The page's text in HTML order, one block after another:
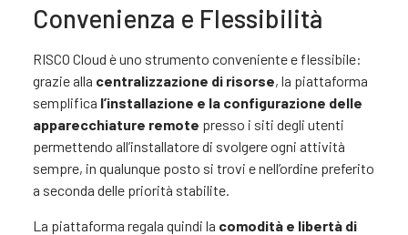
Convenienza e Flessibilità
RISCO Cloud è uno strumento conveniente e flessibile:
grazie alla centralizzazione di risorse, la piattaforma
semplifica l’installazione e la configurazione delle
apparecchiature remote presso i siti degli utenti
permettendo all’installatore di svolgere ogni attività
sempre, in qualunque posto si trovi e nell’ordine preferito
a seconda delle priorità stabilite.
La piattaforma regala quindi la comodità e libertà di